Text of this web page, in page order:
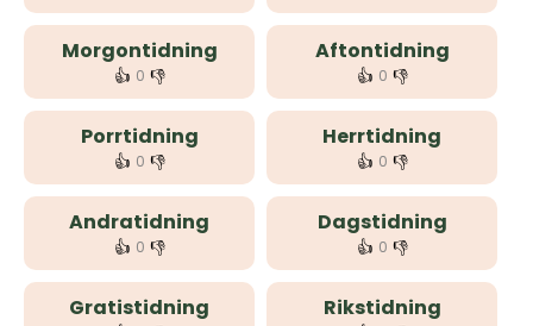
Morgontidning
👍 0 👎
Aftontidning
👍 0 👎
Porrtidning
👍 0 👎
Herrtidning
👍 0 👎
Andratidning
👍 0 👎
Dagstidning
👍 0 👎
Gratistidning Rikstidning